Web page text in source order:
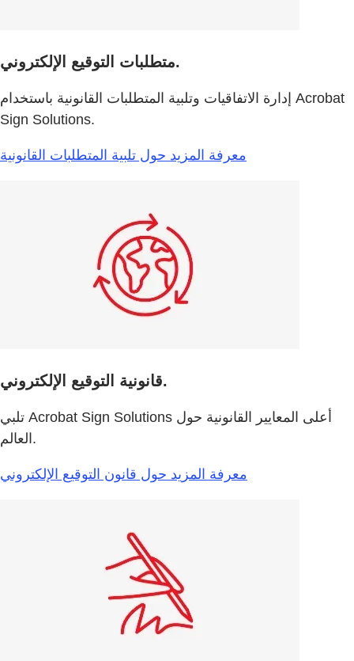
متطلبات التوقيع الإلكتروني.
إدارة الاتفاقيات وتلبية المتطلبات القانونية باستخدام Acrobat
Sign Solutions.
معرفة المزيد حول تلبية المتطلبات القانونية
قانونية التوقيع الإلكتروني.
تلبي Acrobat Sign Solutions أعلى المعايير القانونية حول
العالم.
معرفة المزيد حول قانون التوقيع الإلكتروني